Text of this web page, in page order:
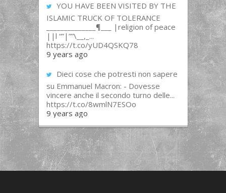
YOU HAVE BEEN VISITED BY THE
ISLAMIC TRUCK OF TOLERANCE
______________¶___ |religion of peace
||l “”|””\__,_...
https://t.co/yUD4QSKQ78
9 years ago
Dieci cose che potresti non sapere
su Emmanuel Macron: - Dovesse
vincere anche il secondo turno delle...
https://t.co/8wmlN7ESOo
9 years ago